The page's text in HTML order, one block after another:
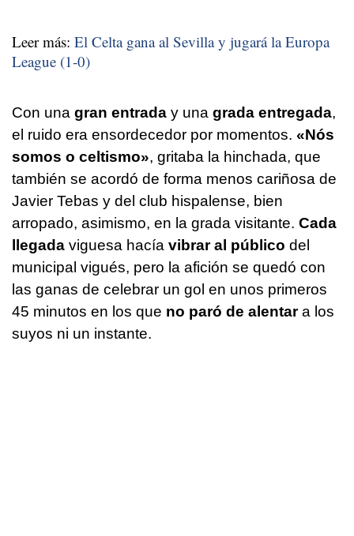
Leer más: El Celta gana al Sevilla y jugará la Europa
League (1-0)
Con una gran entrada y una grada entregada,
el ruido era ensordecedor por momentos. «Nós
somos o celtismo», gritaba la hinchada, que
también se acordó de forma menos cariñosa de
Javier Tebas y del club hispalense, bien
arropado, asimismo, en la grada visitante. Cada
llegada viguesa hacía vibrar al público del
municipal vigués, pero la afición se quedó con
las ganas de celebrar un gol en unos primeros
45 minutos en los que no paró de alentara los
suyos ni un instante.